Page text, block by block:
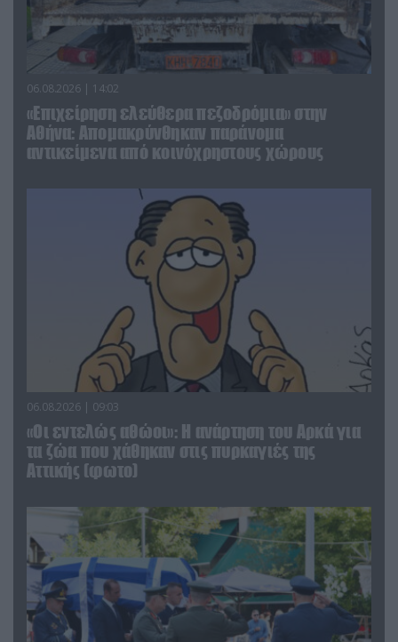
06.08.2026 | 14:02
«Επιχείρηση ελεύθερα πεζοδρόμια» στην
Αθήνα: Απομακρύνθηκαν παράνομα
αντικείμενα από κοινόχρηστους χώρους
06.08.2026 | 09:03
«Οι εντελώς αθώοι»: Η ανάρτηση του Αρκά για
τα ζώα που χάθηκαν στις πυρκαγιές της
Αττικής (φωτο)